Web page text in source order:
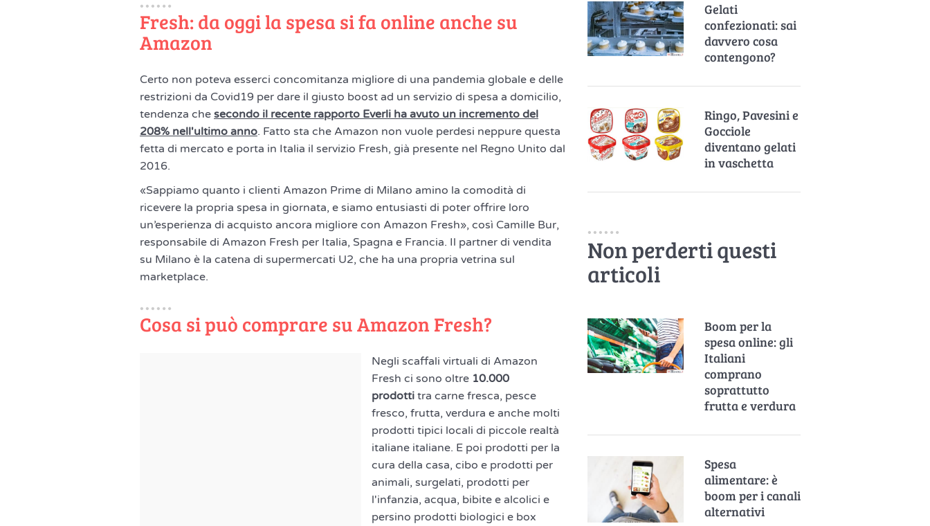
Fresh: da oggi la spesa si fa online anche su
Amazon
Certo non poteva esserci concomitanza migliore di una pandemia globale e delle
restrizioni da Covid19 per dare il giusto boost ad un servizio di spesa a domicilio,
tendenza che secondo il recente rapporto Everli ha avuto un incremento del
208% nell'ultimo anno. Fatto sta che Amazon non vuole perdesi neppure questa
fetta di mercato e porta in Italia il servizio Fresh, già presente nel Regno Unito dal
2016.
«Sappiamo quanto i clienti Amazon Prime di Milano amino la comodità di
ricevere la propria spesa in giornata, e siamo entusiasti di poter offrire loro
un’esperienza di acquisto ancora migliore con Amazon Fresh», così Camille Bur,
responsabile di Amazon Fresh per Italia, Spagna e Francia. Il partner di vendita
su Milano è la catena di supermercati U2, che ha una propria vetrina sul
marketplace.
Cosa si può comprare su Amazon Fresh?
Negli scaffali virtuali di Amazon
Fresh ci sono oltre 10.000
prodotti tra carne fresca, pesce
fresco, frutta, verdura e anche molti
prodotti tipici locali di piccole realtà
italiane italiane. E poi prodotti per la
cura della casa, cibo e prodotti per
animali, surgelati, prodotti per
l'infanzia, acqua, bibite e alcolici e
persino prodotti biologici e box
Gelati
confezionati: sai
davvero cosa
contengono?
Ringo, Pavesini e
Gocciole
diventano gelati
in vaschetta
Non perderti questi
articoli
Boom per la
spesa online: gli
Italiani
comprano
soprattutto
frutta e verdura
Spesa
alimentare: è
boom per i canali
alternativi